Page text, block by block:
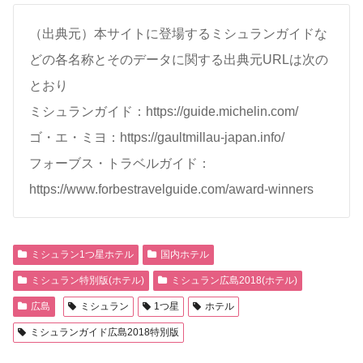
（出典元）本サイトに登場するミシュランガイドな
どの各名称とそのデータに関する出典元URLは次の
とおり
ミシュランガイド：https://guide.michelin.com/
ゴ・エ・ミヨ：https://gaultmillau-japan.info/
フォーブス・トラベルガイド：
https://www.forbestravelguide.com/award-winners
ミシュラン1つ星ホテル 国内ホテル
ミシュラン特別版(ホテル) ミシュラン広島2018(ホテル)
広島 ミシュラン 1つ星 ホテル
ミシュランガイド広島2018特別版